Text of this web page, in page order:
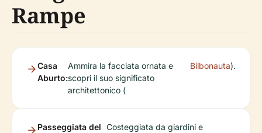
Rampe
Casa
Aburto:
Ammira la facciata ornata e
scopri il suo significato
architettonico (
Bilbonauta).
Passeggiata del Costeggiata da giardini e